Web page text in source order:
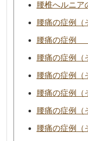
腰椎へルニア
腰痛の症例（
腰痛の症例
腰痛の症例（
腰痛の症例（
腰痛の症例（
腰痛の症例（
腰痛の症例（